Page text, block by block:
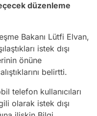
düzenleme
Bakanı Lütfi Elvan,
istek dışı
önüne
belirtti.
telefon kullanıcıları
olarak istek dışı